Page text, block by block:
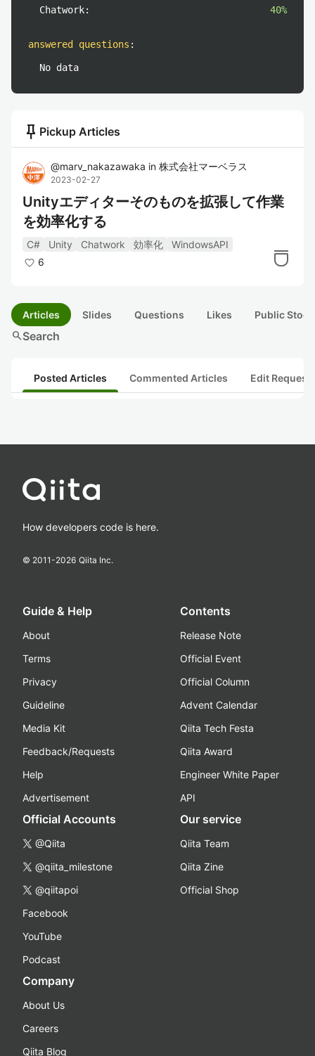
Chatwork:
40%
answered questions :
No data
push_pin Pickup Articles
@marv_nakazawaka in 株式会社マーベラス
2023-02-27
Unityエディターそのものを拡張して作業
を効率化する
C# Unity Chatwork 効率化
WindowsAPI
6
Articles Slides Questions Likes Public
searchSearch
Posted Articles Commented Articles Edit
How developers code is here.
© 2011-2026 Qiita Inc.
Guide & Help
About
Terms
Privacy
Guideline
Media Kit
Feedback/Requests
Help
Advertisement
Contents
Release Note
Official Event
Official Column
Advent Calendar
Qiita Tech Festa
Qiita Award
Engineer White Paper
API
Official Accounts
@Qiita
@qiita_milestone
@qiitapoi
Facebook
YouTube
Podcast
Our service
Qiita Team
Qiita Zine
Official Shop
Company
About Us
Careers
Qiita Blog